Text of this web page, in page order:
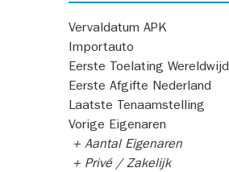
Vervaldatum APK
Importauto
Eerste Toelating Wereldwijd
Eerste Afgifte Nederland
Laatste Tenaamstelling
Vorige Eigenaren
+ Aantal Eigenaren
+ Privé / Zakelijk